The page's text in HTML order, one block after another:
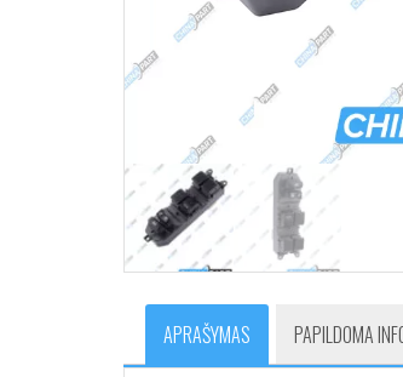
APRAŠYMAS PAPILDOMA